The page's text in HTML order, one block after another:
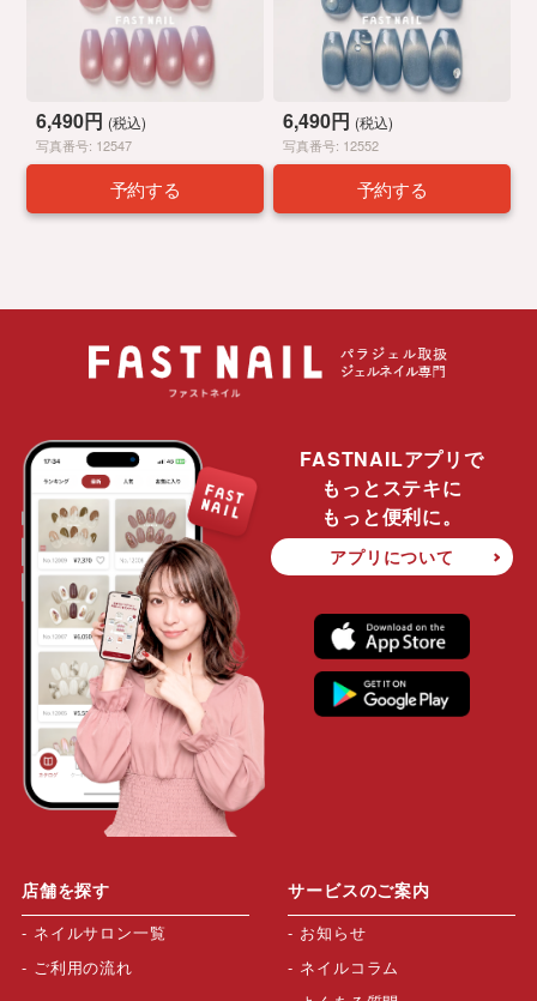
6,490円 (税込)
写真番号: 12547
予約する
6,490円 (税込)
写真番号: 12552
予約する
FASTNAILアプリで
もっとステキに
もっと便利に。
アプリについて
店舗を探す
ネイルサロン一覧
ご利用の流れ
サービスのご案内
お知らせ
ネイルコラム